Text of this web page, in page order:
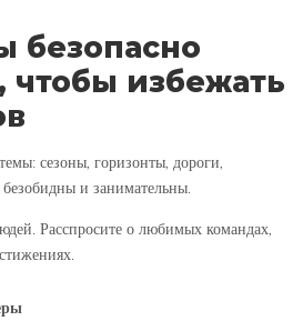
безопасно
чтобы избежать
сезоны, горизонты, дороги,
и занимательны.
Расспросите о любимых командах,